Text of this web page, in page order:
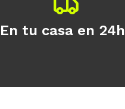
En tu casa en